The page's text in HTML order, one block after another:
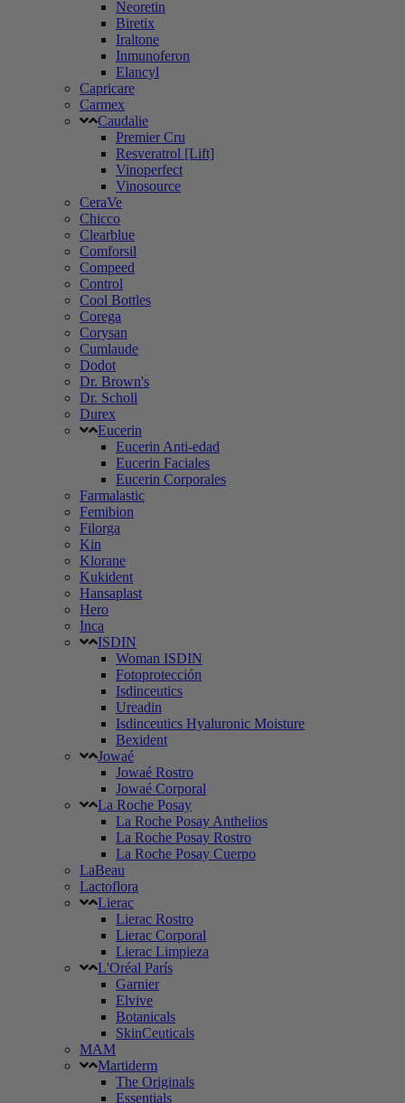
Neoretin
Biretix
Iraltone
Inmunoferon
Elancyl
Capricare
Carmex
Caudalie
Premier Cru
Resveratrol [Lift]
Vinoperfect
Vinosource
CeraVe
Chicco
Clearblue
Comforsil
Compeed
Control
Cool Bottles
Corega
Corysan
Cumlaude
Dodot
Dr. Brown's
Dr. Scholl
Durex
Eucerin
Eucerin Anti-edad
Eucerin Faciales
Eucerin Corporales
Farmalastic
Femibion
Filorga
Kin
Klorane
Kukident
Hansaplast
Hero
Inca
ISDIN
Woman ISDIN
Fotoprotección
Isdinceutics
Ureadin
Isdinceutics Hyaluronic Moisture
Bexident
Jowaé
Jowaé Rostro
Jowaé Corporal
La Roche Posay
La Roche Posay Anthelios
La Roche Posay Rostro
La Roche Posay Cuerpo
LaBeau
Lactoflora
Lierac
Lierac Rostro
Lierac Corporal
Lierac Limpieza
L'Oréal París
Garnier
Elvive
Botanicals
SkinCeuticals
MAM
Martiderm
The Originals
Essentials